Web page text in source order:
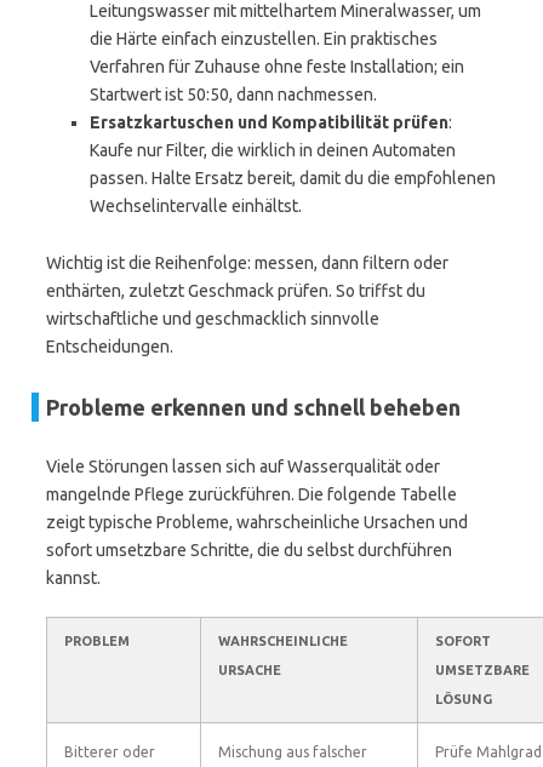
Leitungswasser mit mittelhartem Mineralwasser, um
die Härte einfach einzustellen. Ein praktisches
Verfahren für Zuhause ohne feste Installation; ein
Startwert ist 50:50, dann nachmessen.
Ersatzkartuschen und Kompatibilität prüfen:
Kaufe nur Filter, die wirklich in deinen Automaten
passen. Halte Ersatz bereit, damit du die empfohlenen
Wechselintervalle einhältst.
Wichtig ist die Reihenfolge: messen, dann filtern oder
enthärten, zuletzt Geschmack prüfen. So triffst du
wirtschaftliche und geschmacklich sinnvolle
Entscheidungen.
Probleme erkennen und schnell beheben
Viele Störungen lassen sich auf Wasserqualität oder
mangelnde Pflege zurückführen. Die folgende Tabelle
zeigt typische Probleme, wahrscheinliche Ursachen und
sofort umsetzbare Schritte, die du selbst durchführen
kannst.
PROBLEM
WAHRSCHEINLICHE
URSACHE
SOFORT
UMSETZBARE
LÖSUNG
Bitterer oder
Mischung aus falscher
Prüfe